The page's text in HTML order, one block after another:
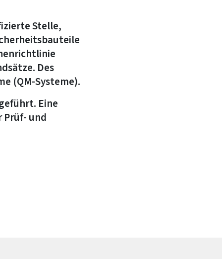
Stelle,
Des
(QM-Systeme).
Eine
Prüf- und